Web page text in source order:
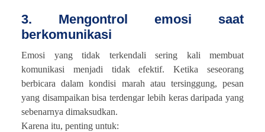
3. Mengontrol emosi saat
berkomunikasi
Emosi yang tidak terkendali sering kali membuat
komunikasi menjadi tidak efektif. Ketika seseorang
berbicara dalam kondisi marah atau tersinggung, pesan
yang disampaikan bisa terdengar lebih keras daripada yang
sebenarnya dimaksudkan.
Karena itu, penting untuk: